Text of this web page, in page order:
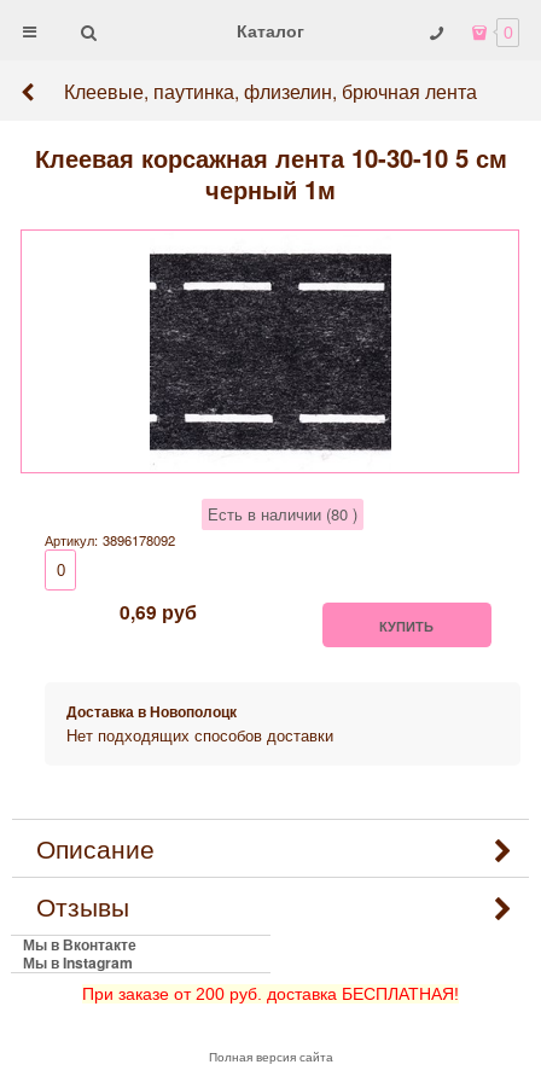
Каталог 0
Клеевые, паутинка, флизелин, брючная лента
Клеевая корсажная лента 10-30-10 5 см
черный 1м
Есть в наличии (80 )
Артикул: 3896178092
0
0,69 руб КУПИТЬ
Доставка вНовополоцк
Нет подходящих способов доставки
Описание
Отзывы
Мы в Вконтакте
Мы в Instagram
При заказе от 200 руб. доставка БЕСПЛАТНАЯ!
Полная версия сайта